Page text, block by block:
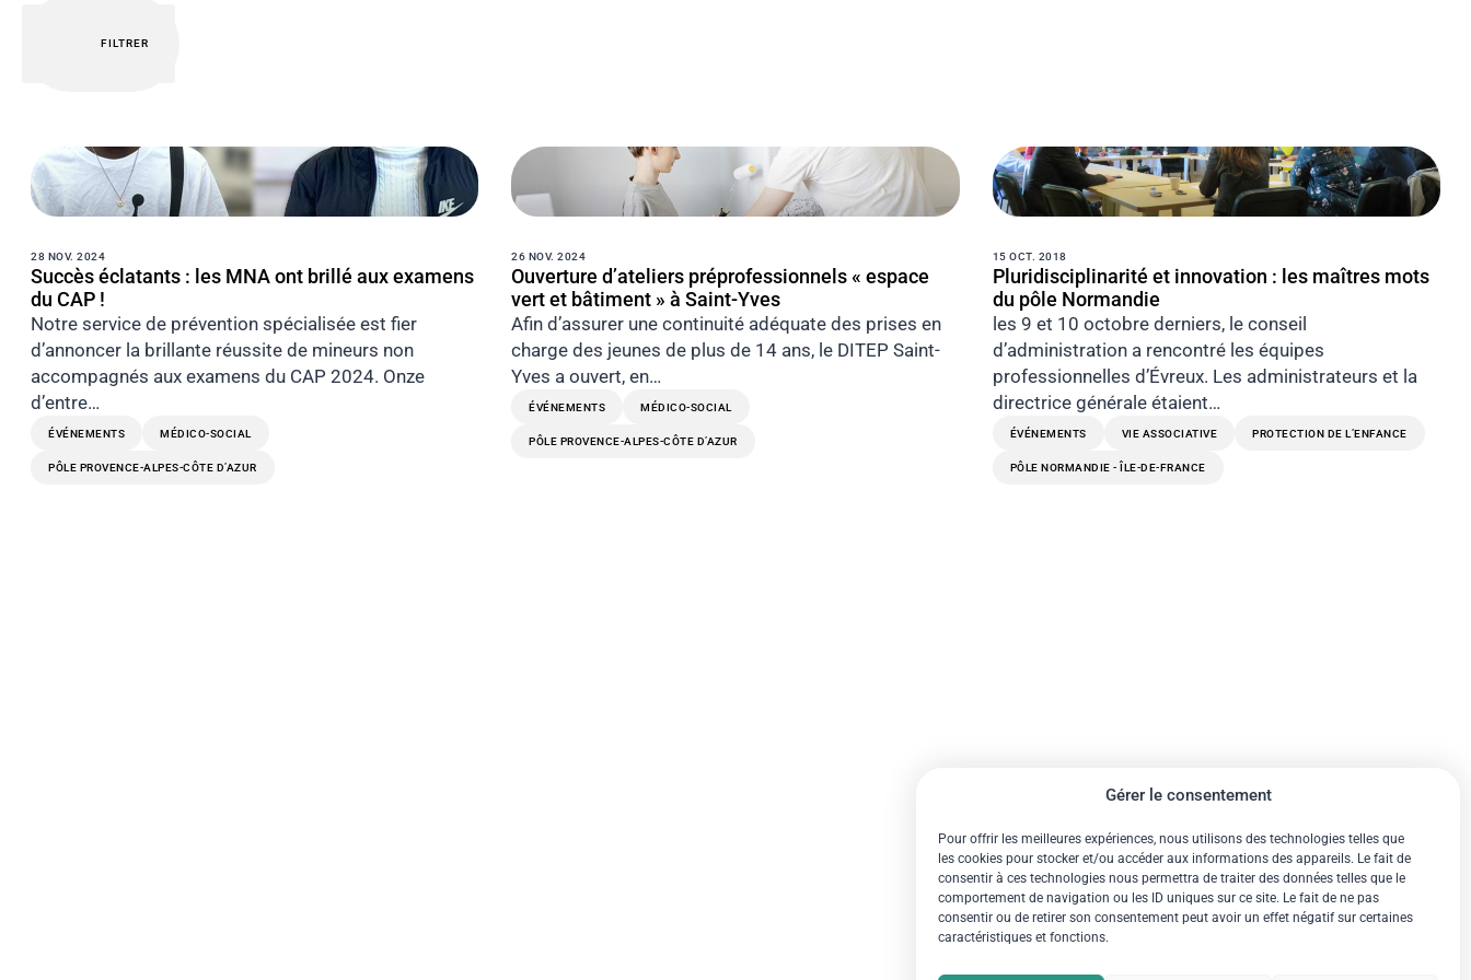
Gérer le consentement
Pour offrir les meilleures expériences, nous utilisons des technologies telles que
les cookies pour stocker et/ou accéder aux informations des appareils. Le fait de
consentir à ces technologies nous permettra de traiter des données telles que le
comportement de navigation ou les ID uniques sur ce site. Le fait de ne pas
consentir ou de retirer son consentement peut avoir un effet négatif sur certaines
caractéristiques et fonctions.
FILTRER
28 NOV. 2024
Succès éclatants : les MNA ont brillé aux examens
du CAP !
Notre service de prévention spécialisée est fier
d’annoncer la brillante réussite de mineurs non
accompagnés aux examens du CAP 2024. Onze
d’entre…
ÉVÉNEMENTS MÉDICO-SOCIAL
PÔLE PROVENCE-ALPES-CÔTE D’AZUR
26 NOV. 2024
Ouverture d’ateliers préprofessionnels « espace
vert et bâtiment » à Saint-Yves
Afin d’assurer une continuité adéquate des prises en
charge des jeunes de plus de 14 ans, le DITEP Saint-
Yves a ouvert, en…
ÉVÉNEMENTS MÉDICO-SOCIAL
PÔLE PROVENCE-ALPES-CÔTE D’AZUR
15 OCT. 2018
Pluridisciplinarité et innovation : les maîtres mots
du pôle Normandie
les 9 et 10 octobre derniers, le conseil
d’administration a rencontré les équipes
professionnelles d’Évreux. Les administrateurs et la
directrice générale étaient…
ÉVÉNEMENTS VIE ASSOCIATIVE PROTECTION DE L’ENFANCE
PÔLE NORMANDIE - ÎLE-DE-FRANCE